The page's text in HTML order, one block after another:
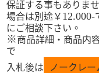
保証する事もありま
場合は別途￥ 12.000-
にご相談下さい。
※商品詳細・商品内
で
入札後は
ノークレ